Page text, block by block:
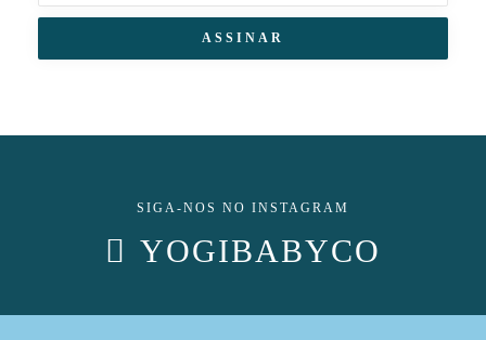
SIGA-NOS NO INSTAGRAM
YOGIBABYCO